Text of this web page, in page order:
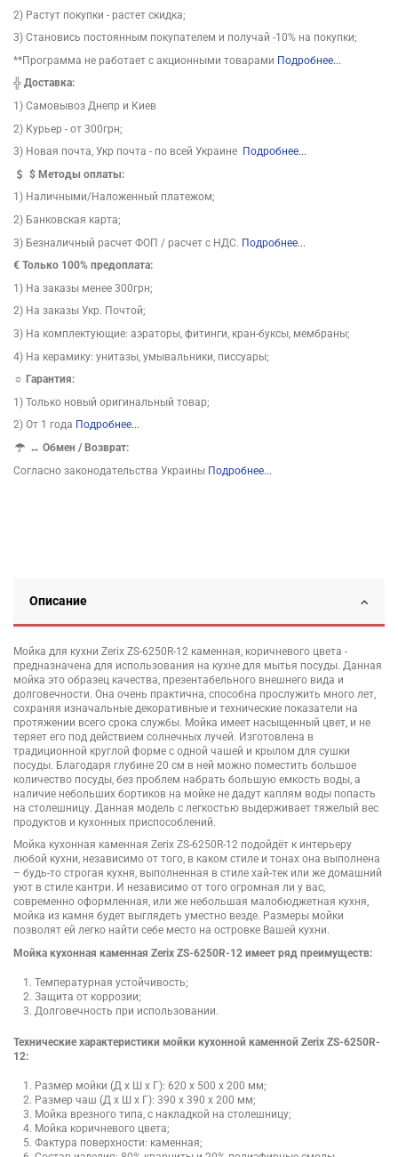
2) Растут покупки - растет скидка;
3) Становись постоянным покупателем и получай -10% на покупки;
**Программа не работает с акционными товарами Подробнее...
╬ Доставка:
1) Самовывоз Днепр и Киев
2) Курьер - от 300грн;
3) Новая почта, Укр почта - по всей Украине Подробнее...
$Методы оплаты:
1) Наличными/Наложенный платежом;
2) Банковская карта;
3) Безналичный расчет ФОП / расчет с НДС. Подробнее...
€ Только 100% предоплата:
1) На заказы менее 300грн;
2) На заказы Укр. Почтой;
3) На комплектующие: аэраторы, фитинги, кран-буксы, мембраны;
4) На керамику: унитазы, умывальники, писсуары;
☼ Гарантия:
1) Только новый оригинальный товар;
2) От 1 года Подробнее...
↔Обмен / Возврат:
Согласно законодательства Украины Подробнее...
Описание
Мойка для кухни Zerix ZS-6250R-12 каменная, коричневого цвета -
предназначена для использования на кухне для мытья посуды. Данная
мойка это образец качества, презентабельного внешнего вида и
долговечности. Она очень практична, способна прослужить много лет,
сохраняя изначальные декоративные и технические показатели на
протяжении всего срока службы. Мойка имеет насыщенный цвет, и не
теряет его под действием солнечных лучей. Изготовлена в
традиционной круглой форме с одной чашей и крылом для сушки
посуды. Благодаря глубине 20 см в ней можно поместить большое
количество посуды, без проблем набрать большую емкость воды, а
наличие небольших бортиков на мойке не дадут каплям воды попасть
на столешницу. Данная модель с легкостью выдерживает тяжелый вес
продуктов и кухонных приспособлений.
Мойка кухонная каменная Zerix ZS-6250R-12 подойдёт к интерьеру
любой кухни, независимо от того, в каком стиле и тонах она выполнена
– будь-то строгая кухня, выполненная в стиле хай-тек или же домашний
уют в стиле кантри. И независимо от того огромная ли у вас,
современно оформленная, или же небольшая малобюджетная кухня,
мойка из камня будет выглядеть уместно везде. Размеры мойки
позволят ей легко найти себе место на островке Вашей кухни.
Мойка кухонная каменная Zerix ZS-6250R-12 имеет ряд преимуществ:
Температурная устойчивость;
Защита от коррозии;
Долговечность при использовании.
Технические характеристики мойки кухонной каменной Zerix ZS-6250R-
12:
Размер мойки (Д х Ш х Г): 620 x 500 x 200 мм;
Размер чаш (Д х Ш х Г): 390 x 390 x 200 мм;
Мойка врезного типа, с накладкой на столешницу;
Мойка коричневого цвета;
Фактура поверхности: каменная;